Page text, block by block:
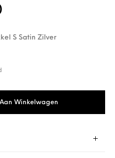
prijs
S Satin Zilver
Winkelwagen